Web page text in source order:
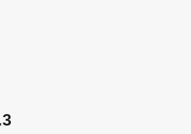
3. المناسبات المثالية لحجز